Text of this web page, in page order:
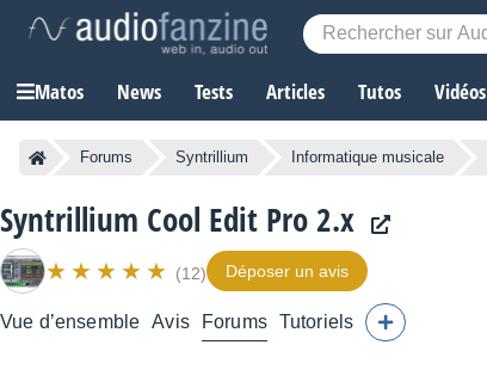
Matos News Tests Articles Tutos Vidéos
Forums Syntrillium Informatique musicale
Syntrillium Cool Edit Pro 2.x
(12) Déposer un avis
Vue d’ensemble Avis Forums Tutoriels